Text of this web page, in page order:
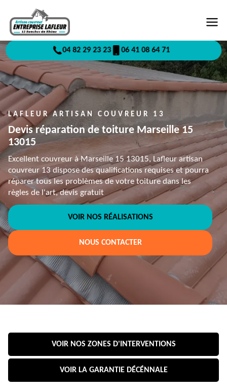
04 82 29 23 23 06 41 08 64 71
LAFLEUR ARTISAN COUVREUR 13
Devis réparation de toiture Marseille 15
13015
Excellent couvreur à Marseille 15 13015, Lafleur artisan
couvreur 13 dispose des qualifications requises et pourra
réparer tous les problèmes de votre toiture dans les
règles de l'art, devis gratuit
VOIR NOS RÉALISATIONS
NOUS CONTACTER
VOIR NOS ZONES D'INTERVENTIONS
VOIR LA GARANTIE DÉCÉNNALE